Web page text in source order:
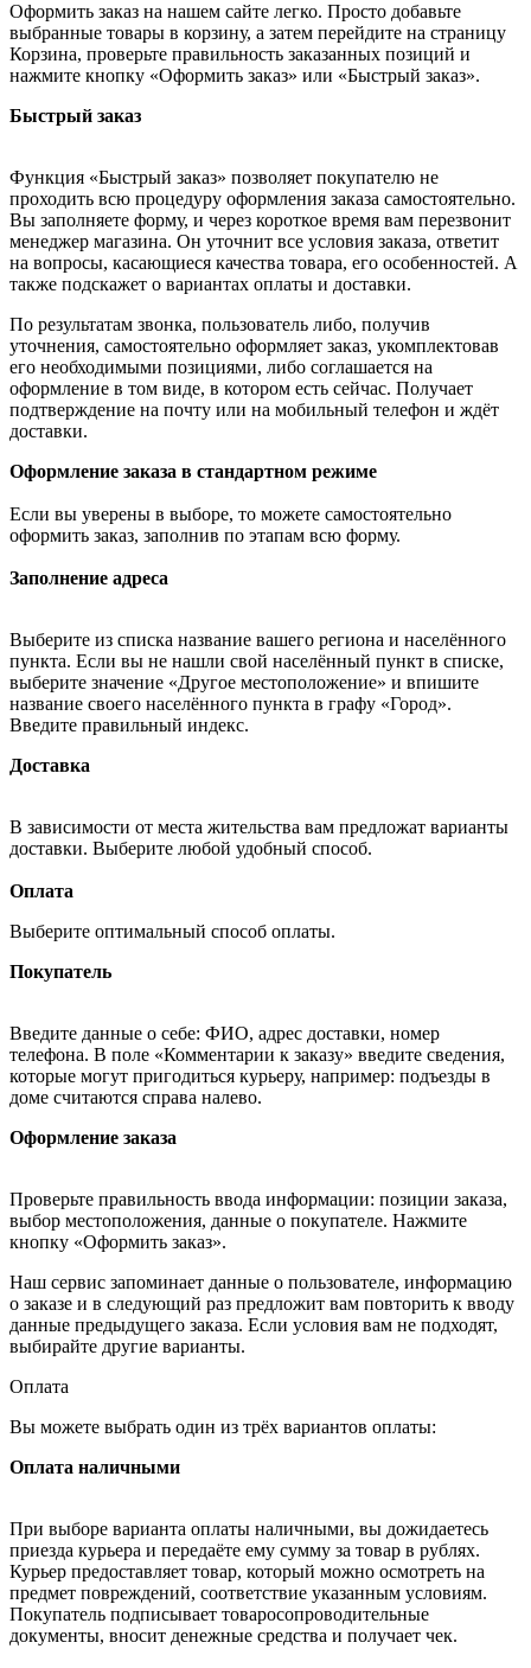
Оформить заказ на нашем сайте легко. Просто добавьте
выбранные товары в корзину, а затем перейдите на страницу
Корзина, проверьте правильность заказанных позиций и
нажмите кнопку «Оформить заказ» или «Быстрый заказ».
Быстрый заказ
Функция «Быстрый заказ» позволяет покупателю не
проходить всю процедуру оформления заказа самостоятельно.
Вы заполняете форму, и через короткое время вам перезвонит
менеджер магазина. Он уточнит все условия заказа, ответит
на вопросы, касающиеся качества товара, его особенностей. А
также подскажет о вариантах оплаты и доставки.
По результатам звонка, пользователь либо, получив
уточнения, самостоятельно оформляет заказ, укомплектовав
его необходимыми позициями, либо соглашается на
оформление в том виде, в котором есть сейчас. Получает
подтверждение на почту или на мобильный телефон и ждёт
доставки.
Оформление заказа в стандартном режиме
Если вы уверены в выборе, то можете самостоятельно
оформить заказ, заполнив по этапам всю форму.
Заполнение адреса
Выберите из списка название вашего региона и населённого
пункта. Если вы не нашли свой населённый пункт в списке,
выберите значение «Другое местоположение» и впишите
название своего населённого пункта в графу «Город».
Введите правильный индекс.
Доставка
В зависимости от места жительства вам предложат варианты
доставки. Выберите любой удобный способ.
Оплата
Выберите оптимальный способ оплаты.
Покупатель
Введите данные о себе: ФИО, адрес доставки, номер
телефона. В поле «Комментарии к заказу» введите сведения,
которые могут пригодиться курьеру, например: подъезды в
доме считаются справа налево.
Оформление заказа
Проверьте правильность ввода информации: позиции заказа,
выбор местоположения, данные о покупателе. Нажмите
кнопку «Оформить заказ».
Наш сервис запоминает данные о пользователе, информацию
о заказе и в следующий раз предложит вам повторить к вводу
данные предыдущего заказа. Если условия вам не подходят,
выбирайте другие варианты.
Оплата
Вы можете выбрать один из трёх вариантов оплаты:
Оплата наличными
При выборе варианта оплаты наличными, вы дожидаетесь
приезда курьера и передаёте ему сумму за товар в рублях.
Курьер предоставляет товар, который можно осмотреть на
предмет повреждений, соответствие указанным условиям.
Покупатель подписывает товаросопроводительные
документы, вносит денежные средства и получает чек.